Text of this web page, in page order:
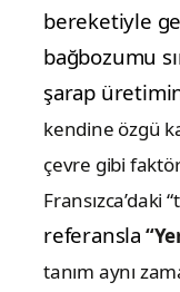
bereketiyle
bağbozumu
şarap
kendine özgü
çevre gibi
Fransızca’daki
referansla
tanım aynı